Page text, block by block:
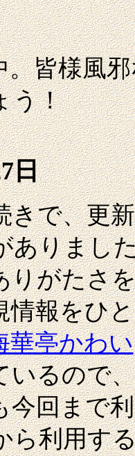
皆様風邪
う！
日
で、更新
ありまし
りがたさ
情報をひ
華亭かわい
いるので
今回まで
ら利用す